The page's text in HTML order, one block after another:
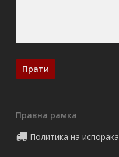
Правна рамка
Политика на испорака